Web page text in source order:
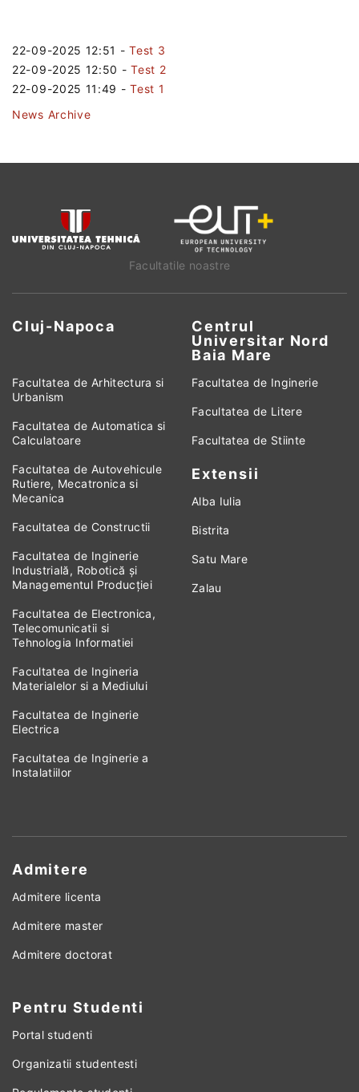
22-09-2025 12:51 -Test 3
22-09-2025 12:50 -Test 2
22-09-2025 11:49 -Test 1
News Archive
Facultatile noastre
Cluj-Napoca
Centrul
Universitar Nord
Baia Mare
Facultatea de Arhitectura si
Urbanism
Facultatea de Automatica si
Calculatoare
Facultatea de Autovehicule
Rutiere, Mecatronica si
Mecanica
Facultatea de Constructii
Facultatea de Inginerie
Industrială, Robotică și
Managementul Producției
Facultatea de Electronica,
Telecomunicatii si
Tehnologia Informatiei
Facultatea de Ingineria
Materialelor si a Mediului
Facultatea de Inginerie
Electrica
Facultatea de Inginerie a
Instalatiilor
Facultatea de Inginerie
Facultatea de Litere
Facultatea de Stiinte
Extensii
Alba Iulia
Bistrita
Satu Mare
Zalau
Admitere
Admitere licenta
Admitere master
Admitere doctorat
Pentru Studenti
Portal studenti
Organizatii studentesti